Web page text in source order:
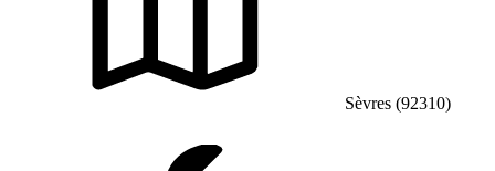
Sèvres (92310)